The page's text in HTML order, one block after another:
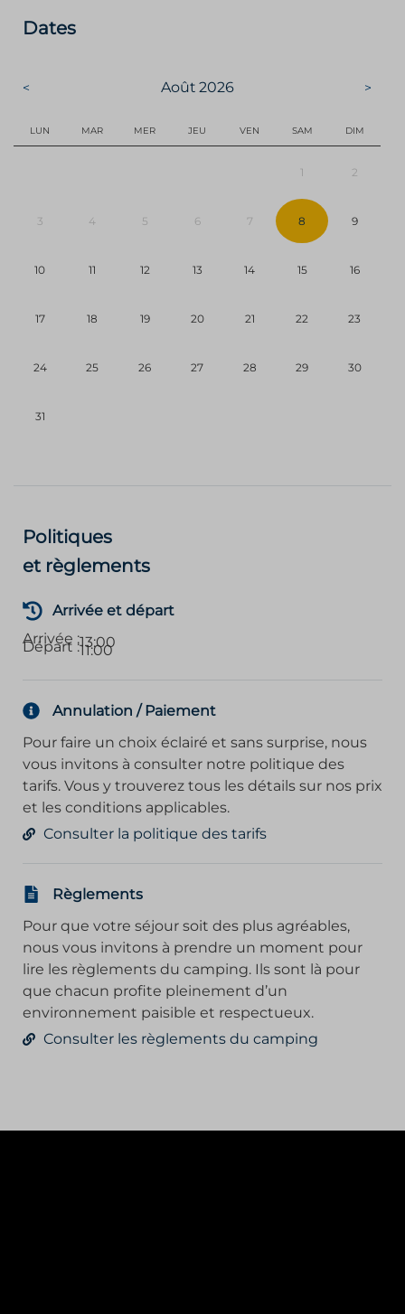
Dates
< Août 2026 >
LUN MAR MER JEU VEN SAM DIM
1 2
3 4 5 6 7 8 9
10 11 12 13 14 15 16
17 18 19 20 21 22 23
24 25 26 27 28 29 30
31
Politiques
et règlements
Arrivée et départ
Arrivée :13:00
Départ :11:00
Annulation / Paiement
Pour faire un choix éclairé et sans surprise, nous
vous invitons à consulter notre politique des
tarifs. Vous y trouverez tous les détails sur nos prix
et les conditions applicables.
Consulter la politique des tarifs
Règlements
Pour que votre séjour soit des plus agréables,
nous vous invitons à prendre un moment pour
lire les règlements du camping. Ils sont là pour
que chacun profite pleinement d’un
environnement paisible et respectueux.
Consulter les règlements du camping